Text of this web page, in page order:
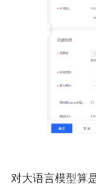
对大语言模型算